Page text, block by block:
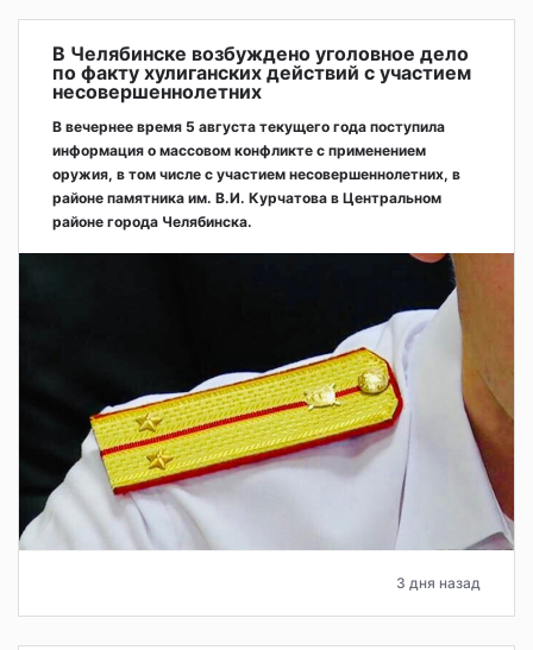
В Челябинске возбуждено уголовное дело
по факту хулиганских действий с участием
несовершеннолетних
В вечернее время 5 августа текущего года поступила
информация о массовом конфликте с применением
оружия, в том числе с участием несовершеннолетних, в
районе памятника им. В.И. Курчатова в Центральном
районе города Челябинска.
3 дня назад